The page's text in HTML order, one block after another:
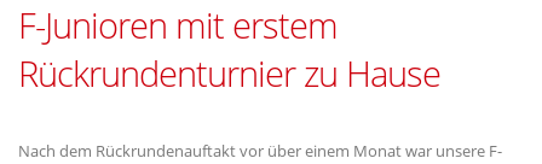
F-Junioren mit erstem
Rückrundenturnier zu Hause
Nach dem Rückrundenauftakt vor über einem Monat war unsere F-